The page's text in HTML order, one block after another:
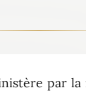
par